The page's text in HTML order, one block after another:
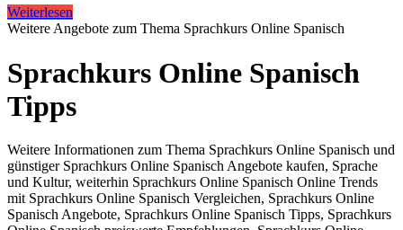
Weiterlesen
Weitere Angebote zum Thema Sprachkurs Online Spanisch
Sprachkurs Online Spanisch
Tipps
Weitere Informationen zum Thema Sprachkurs Online Spanisch und
günstiger Sprachkurs Online Spanisch Angebote kaufen, Sprache
und Kultur, weiterhin Sprachkurs Online Spanisch Online Trends
mit Sprachkurs Online Spanisch Vergleichen, Sprachkurs Online
Spanisch Angebote, Sprachkurs Online Spanisch Tipps, Sprachkurs